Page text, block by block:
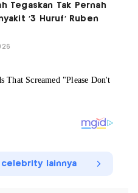
Tegaskan Tak Pernah
'3 Huruf' Ruben
lainnya